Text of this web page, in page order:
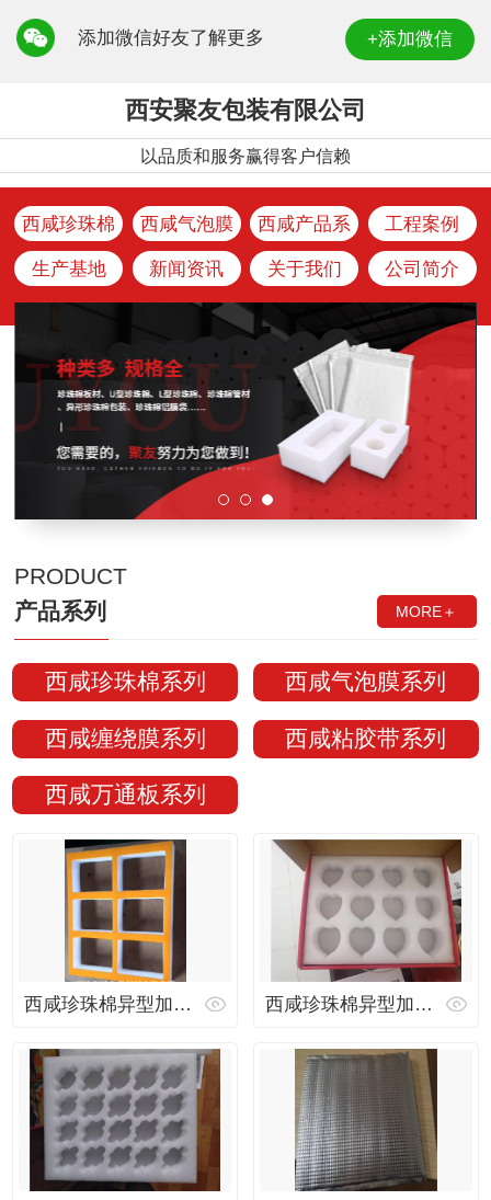
添加微信好友了解更多 +添加微信
西安聚友包装有限公司
以品质和服务赢得客户信赖
西咸珍珠棉
系列
西咸气泡膜
系列
西咸产品系
列
工程案例
生产基地 新闻资讯 关于我们 公司简介
PRODUCT
产品系列
MORE＋
西咸珍珠棉系列 西咸气泡膜系列
西咸缠绕膜系列 西咸粘胶带系列
西咸万通板系列
西咸珍珠棉异型加工厂家 西咸珍珠棉异型加工生产